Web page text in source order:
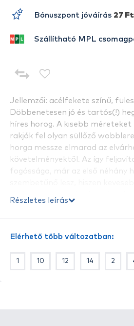
Jellemzői: acélfekete színű,
Döbbenetesen jó és tartós(!)
híres horog. A kisebb
rakják fel olyan süllőző
horga messze elmarad az
követelményektől. Az így
fogóssága, már az első néhány
méretskálának köszönhetően,
Javasolt csalik: Élő csalihalak
Részletes leírás
Elérhető több változatban:
1 10 12 14 2
Bónuszpont jóváírás 27 Ft
Szállítható MPL